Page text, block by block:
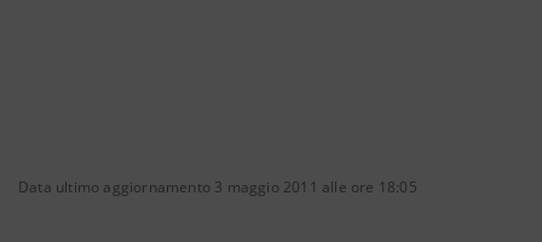
Data ultimo aggiornamento 3 maggio 2011 alle ore 18:05